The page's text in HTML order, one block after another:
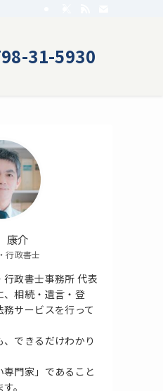
31-5930
康介
行政書士
政書士事務所 代表
、相続・遺言・登
サービスを行って
できるだけわかり
専門家」であること
。